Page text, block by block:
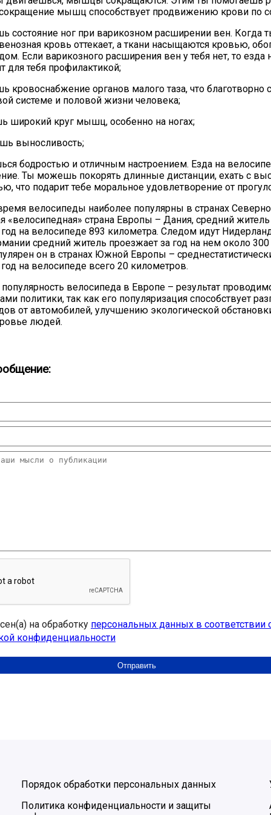
мышц способствует продвижению крови по
состояние ног при варикозном расширении вен. Когда
кровь оттекает, а ткани насыщаются кровью,
Если варикозного расширения вен у тебя нет, то езда
для тебя профилактикой;
кровоснабжение органов малого таза, что благотворно
системе и половой жизни человека;
широкий круг мышц, особенно на ногах;
выносливость;
бодростью и отличным настроением. Езда на
Ты можешь покорять длинные дистанции, ехать с
что подарит тебе моральное удовлетворение от
велосипеды наиболее популярны в странах
«велосипедная» страна Европы – Дания, средний житель
на велосипеде 893 километра. Следом идут
средний житель проезжает за год на нем около
он в странах Южной Европы –
на велосипеде всего 20 километров.
велосипеда в Европе – результат
политики, так как его популяризация способствует
от автомобилей, улучшению экологической
людей.
на обработку персональных данных в соответствии
конфиденциальности
Порядок обработки персональных данных
Политика конфиденциальности и защиты